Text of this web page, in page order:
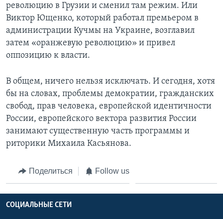
революцию в Грузии и сменил там режим. Или
Виктор Ющенко, который работал премьером в
администрации Кучмы на Украине, возглавил
затем «оранжевую революцию» и привел
оппозицию к власти.
В общем, ничего нельзя исключать. И сегодня, хотя
бы на словах, проблемы демократии, гражданских
свобод, прав человека, европейской идентичности
России, европейского вектора развития России
занимают существенную часть программы и
риторики Михаила Касьянова.
Поделиться Follow us
СОЦИАЛЬНЫЕ СЕТИ